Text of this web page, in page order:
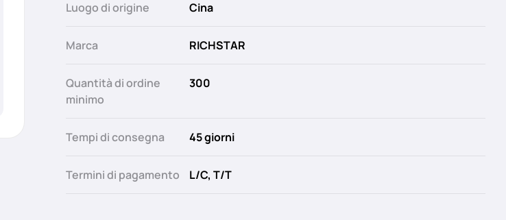
Luogo di origine Cina
Marca RICHSTAR
Quantità di ordine
minimo
300
Tempi di consegna 45 giorni
Termini di pagamento L/C, T/T